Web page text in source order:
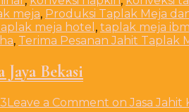
meja, Produksi Taplak Meja
meja hotel , taplak meja ibm
, Terima Pesanan Jahit Taplak
Bekasi
Leave a Comment on Jasa Jahit